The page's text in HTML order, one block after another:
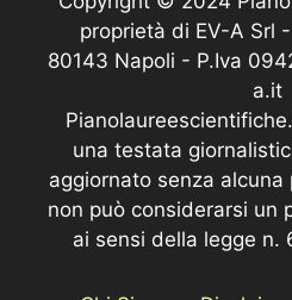
proprietà di EV-A Srl
80143 Napoli - P.Iva
a.it
una testata
aggiornato senza
non può considerarsi un
ai sensi della legge n.